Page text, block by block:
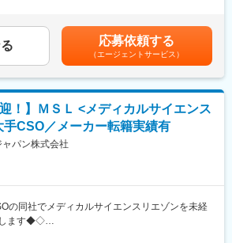
ンは、EPSグループの一員として、医薬品・医
ルスケア業界に特化し、「DIサービス -コンタク
ャネルプロモーションサービス」「ヘルスケア
」の5つの基軸サービスにおいて、 常にお客様
できるソリューションを開発・提供していま
の定める業務
育成
情報提供
、医師のニーズに沿った戦略の立案
ニケーション、ディスカッション
る疾患知識
します。
本国アメリカでは既にCSOのMSL事業が進ん
マーシャル、コンサルティングのサービスを提
企業です。世界110ヶ国に拠点をもち、24,000
じて上下する可能性があります。月給(月額)は固
記です。
応募依頼する
（エージェントサービス）
！】ＭＳＬ <メディカルサイエンス
手CSO／メーカー転籍実績有
パン株式会社
同社でメディカルサイエンスリエゾンを未経
します◆◇